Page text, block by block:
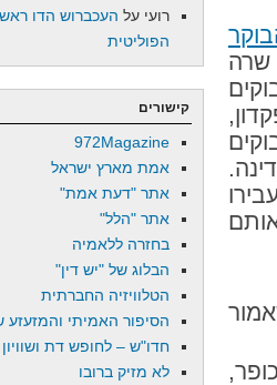
שרה
נמסר שבמאי 2013, העבירו
על אותם
של כופר,
רועי על העכברוש הדו
הפוליטית
קישורים
972Magazine
אמת מארץ ישראל
אתר "דעת אמת"
אתר "הלל"
בחזרה ללאמיה
הבלוג של "יש דין"
הטלוויזיה החברתית
הסיפור האמיתי והמזעזע
חדו"ש – לחופש דת ושוויון
לא מזיק ברובו